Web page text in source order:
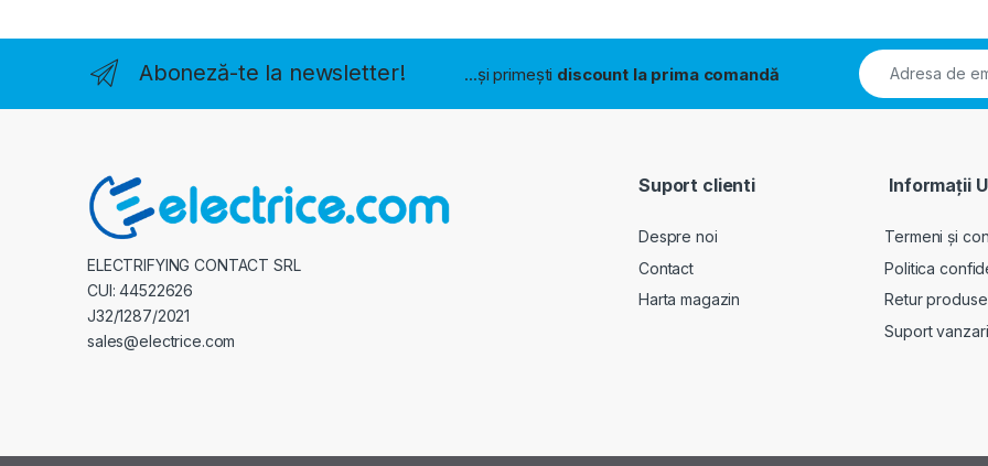
Aboneză-te la newsletter! ...și primești discount la prima comandă
ELECTRIFYING CONTACT SRL
CUI: 44522626
J32/1287/2021
sales@electrice.com
Suport clienti
Despre noi
Contact
Harta magazin
Informații
Termeni și
Politica
Retur produse
Suport vanzari